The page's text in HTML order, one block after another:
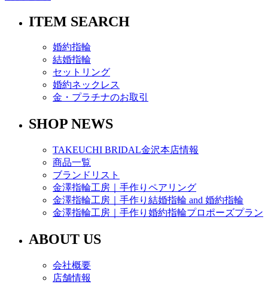
ITEM SEARCH
婚約指輪
結婚指輪
セットリング
婚約ネックレス
金・プラチナのお取引
SHOP NEWS
TAKEUCHI BRIDAL金沢本店情報
商品一覧
ブランドリスト
金澤指輪工房｜手作りペアリング
金澤指輪工房｜手作り結婚指輪 and 婚約指輪
金澤指輪工房｜手作り婚約指輪プロポーズプラン
ABOUT US
会社概要
店舗情報